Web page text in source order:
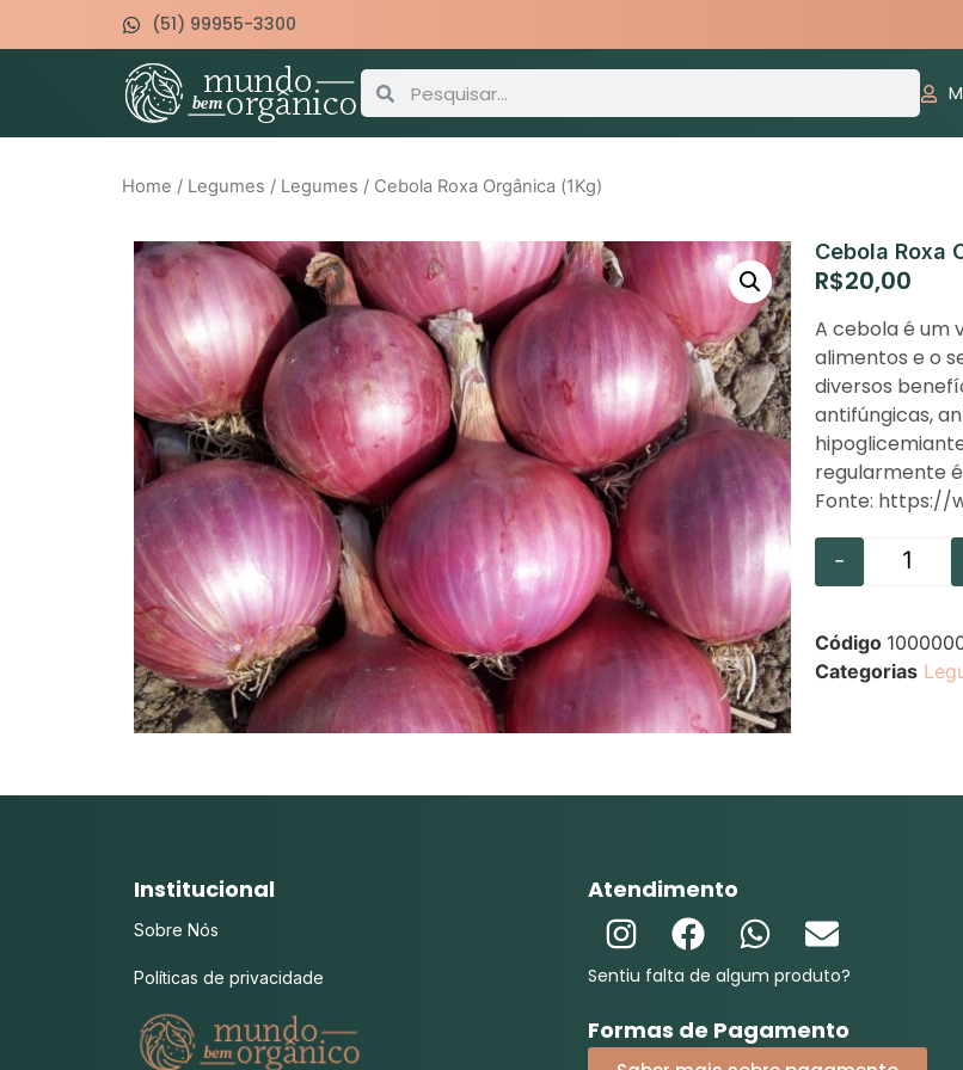
(51) 99955-3300
Home / Legumes / Legumes / Cebola Roxa Orgânica (1Kg)
Cebola Roxa
R$20,00
A cebola é um
alimentos e o
diversos
antifúngicas,
regularmente
Fonte: https://
-
Código
Categorias
Institucional
Sobre Nós
Políticas de privacidade
Atendimento
Sentiu falta de algum produto?
Formas de Pagamento